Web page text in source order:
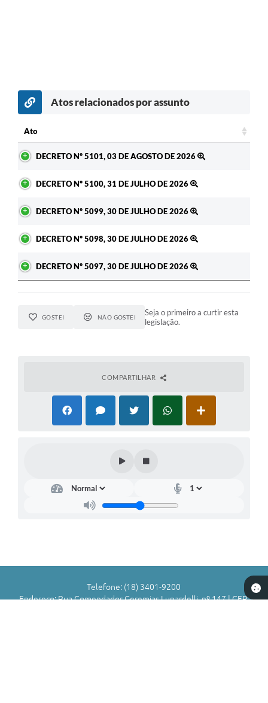
Atos relacionados por assunto
Ato
DECRETO Nº 5101, 03 DE AGOSTO DE 2026
DECRETO Nº 5100, 31 DE JULHO DE 2026
DECRETO Nº 5099, 30 DE JULHO DE 2026
DECRETO Nº 5098, 30 DE JULHO DE 2026
DECRETO Nº 5097, 30 DE JULHO DE 2026
GOSTEI NÃO GOSTEI
Seja o primeiro a curtir esta
legislação.
COMPARTILHAR
Telefone: (18) 3401-9200
Endereço: Rua Comendador Geremias Lunardelli, nº 147 | CEP: